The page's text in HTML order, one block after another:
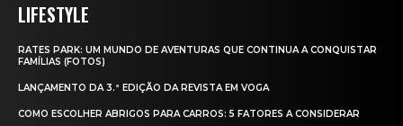
LIFESTYLE
RATES PARK: UM MUNDO DE AVENTURAS QUE CONTINUA A CONQUISTAR
FAMÍLIAS (FOTOS)
LANÇAMENTO DA 3.ª EDIÇÃO DA REVISTA EM VOGA
COMO ESCOLHER ABRIGOS PARA CARROS: 5 FATORES A CONSIDERAR